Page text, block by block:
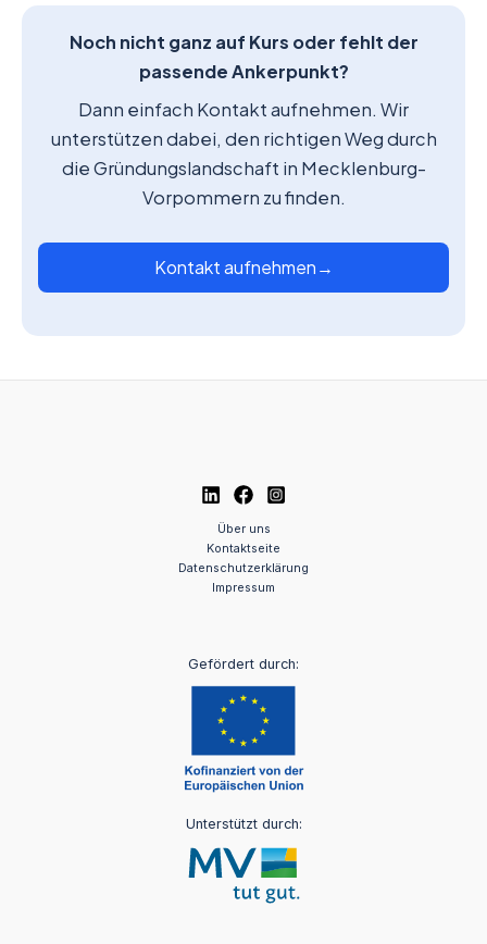
Noch nicht ganz auf Kurs oder fehlt der
passende Ankerpunkt?
Dann einfach Kontakt aufnehmen. Wir
unterstützen dabei, den richtigen Weg durch
die Gründungslandschaft in Mecklenburg-
Vorpommern zu finden.
Kontakt aufnehmen→
Über uns
Kontaktseite
Datenschutzerklärung
Impressum
Gefördert durch:
Unterstützt durch: